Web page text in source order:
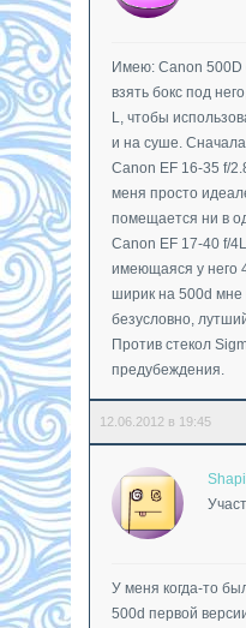
Имею: Canon 500D
взять бокс под
L, чтобы
и на суше.
Canon EF 16-35 f/
меня просто
помещается ни в
Canon EF 17-40 f/
имеющаяся у него
ширик на 500d мне
безусловно,
Против стекол
предубеждения.
12.06.2012 в 19:45
У меня когда-то
500d первой